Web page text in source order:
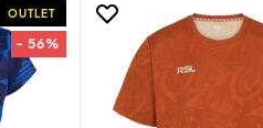
OUTLET
- 56%